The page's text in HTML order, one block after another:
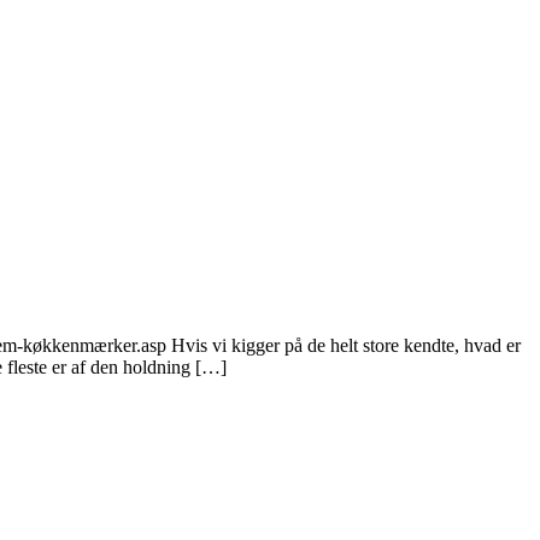
køkkenmærker.asp Hvis vi kigger på de helt store kendte, hvad er
fleste er af den holdning […]